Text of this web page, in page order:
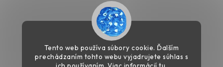
Tento web používa súbory cookie. Ďalším
prechádzaním tohto webu vyjadrujete súhlas s